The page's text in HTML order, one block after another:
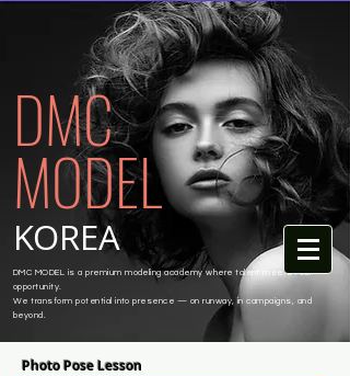
DMC
MODEL
KOREA
DMC MODEL is a premium modeling academy where talent meets real
opportunity.
We transform potential into presence — on runway, in campaigns, and
beyond.
Photo Pose Lesson